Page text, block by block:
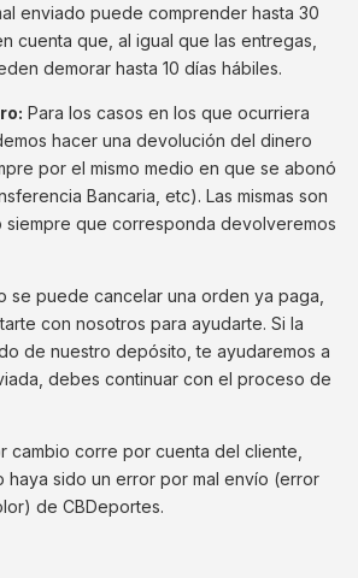
enviado puede comprender hasta 30
cuenta que, al igual que las entregas,
demorar hasta 10 días hábiles.
Para los casos en los que ocurriera
hacer una devolución del dinero
por el mismo medio en que se abonó
Bancaria, etc). Las mismas son
que corresponda devolveremos
se puede cancelar una orden ya paga,
con nosotros para ayudarte. Si la
de nuestro depósito, te ayudaremos a
debes continuar con el proceso de
cambio corre por cuenta del cliente,
haya sido un error por mal envío (error
de CBDeportes.